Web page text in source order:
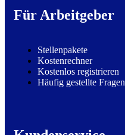
Für Arbeitgeber
Stellenpakete
Kostenrechner
Kostenlos registrieren
Häufig gestellte Fragen